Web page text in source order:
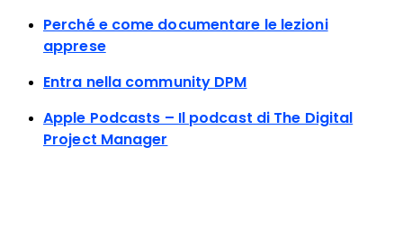
Perché e come documentare le lezioni
apprese
Entra nella community DPM
Apple Podcasts – Il podcast di The Digital
Project Manager